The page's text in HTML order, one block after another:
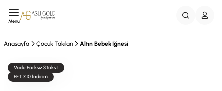
Menü
Anasayfa Çocuk Takıları Altın Bebek İğnesi
Vade Farksız 3Taksit
EFT %10 İndirim